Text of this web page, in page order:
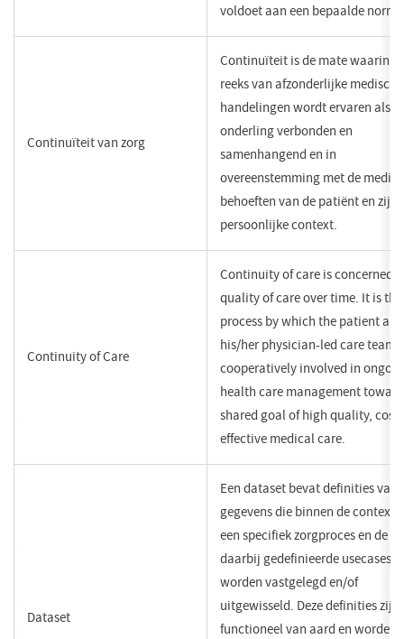
voldoet aan een bepaalde norm.
Continuïteit van zorg
Continuïteit is de mate waarin
reeks van afzonderlijke medische
handelingen wordt ervaren als
onderling verbonden en
samenhangend en in
overeenstemming met de
behoeften van de patiënt en zijn
persoonlijke context.
Continuity of Care
Continuity of care is concerned
quality of care over time. It is the
process by which the patient and
his/her physician-led care team
cooperatively involved in
health care management
shared goal of high quality, cost-
effective medical care.
Dataset
Een dataset bevat definities van
gegevens die binnen de context
een specifiek zorgproces en de
daarbij gedefinieerde usecases
worden vastgelegd en/of
uitgewisseld. Deze definities zijn
functioneel van aard en worden